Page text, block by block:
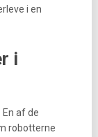
i en
i
af de
robotterne